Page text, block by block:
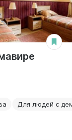
Для людей с